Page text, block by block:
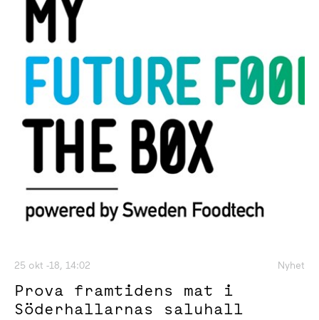
25 okt -18, 14:02 Nyhet
Prova framtidens mat i
Söderhallarnas saluhall